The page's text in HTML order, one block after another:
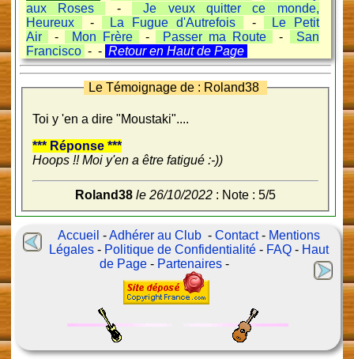
aux Roses
-
Je veux quitter ce monde,
Heureux
- La Fugue d'Autrefois -
Le Petit
Air
- Mon Frère - Passer ma Route -
San
Francisco - - Retour en Haut de Page
Le Témoignage de : Roland38
Toi y 'en a dire "Moustaki"....
*** Réponse ***
Hoops !! Moi y'en a être fatigué :-))
Roland38 le 26/10/2022: Note : 5/5
Accueil -Adhérer au Club -Contact- Mentions
Légales - Politique de Confidentialité - FAQ - Haut
de Page - Partenaires -